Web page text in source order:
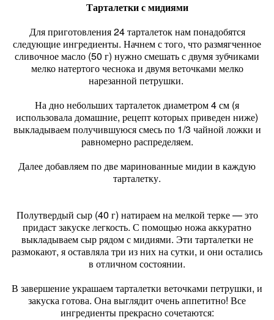
Тарталетки с мидиями
Для приготовления 24 тарталеток нам понадобятся
следующие ингредиенты. Начнем с того, что размягченное
сливочное масло (50 г) нужно смешать с двумя зубчиками
мелко натертого чеснока и двумя веточками мелко
нарезанной петрушки.
На дно небольших тарталеток диаметром 4 см (я
использовала домашние, рецепт которых приведен ниже)
выкладываем получившуюся смесь по 1/3 чайной ложки и
равномерно распределяем.
Далее добавляем по две маринованные мидии в каждую
тарталетку.
Полутвердый сыр (40 г) натираем на мелкой терке — это
придаст закуске легкость. С помощью ножа аккуратно
выкладываем сыр рядом с мидиями. Эти тарталетки не
размокают, я оставляла три из них на сутки, и они остались
в отличном состоянии.
В завершение украшаем тарталетки веточками петрушки, и
закуска готова. Она выглядит очень аппетитно! Все
ингредиенты прекрасно сочетаются: